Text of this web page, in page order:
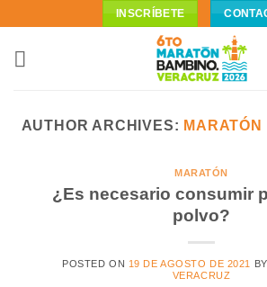
content
INSCRÍBETE
AUTHOR ARCHIVES:
MARATÓN
¿Es necesario consumir
polvo?
POSTED ON 19 DE AGOSTO DE 2021 BY
VERACRUZ